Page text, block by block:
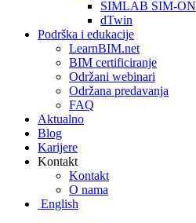
SIMLAB SIM-ON
dTwin
Podrška i edukacije
LearnBIM.net
BIM certificiranje
Održani webinari
Održana predavanja
FAQ
Aktualno
Blog
Karijere
Kontakt
Kontakt
O nama
English